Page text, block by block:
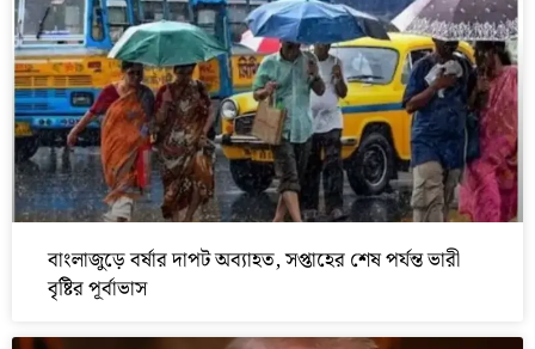
বাংলাজুড়ে বর্ষার দাপট অব্যাহত, সপ্তাহের শেষ পর্যন্ত ভারী
বৃষ্টির পূর্বাভাস